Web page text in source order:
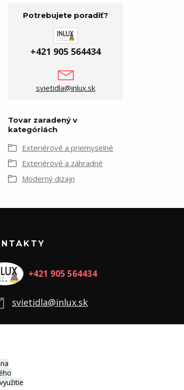
Potrebujete poradiť?
+421 905 564434
svietidla@inlux.sk
Tovar zaradený v
kategóriách
Exteriérové a priemyselné
Exteriérové a záhradné
Moderný dizajn
+421 905 564434
svietidla@inlux.sk